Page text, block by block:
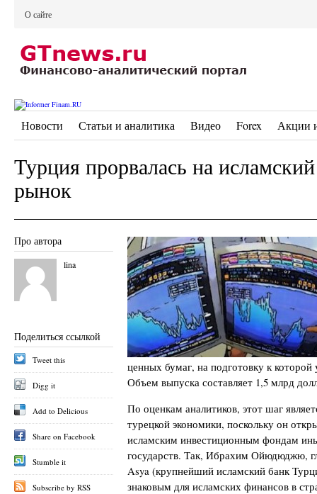
О сайте
Новости Статьи и аналитика Видео Forex Акции
Турция прорвалась на
рынок
ценных бумаг, на подготовку к которой
Объем выпуска составляет 1,5 млрд
По оценкам аналитиков, этот шаг
турецкой экономики, поскольку он
исламским инвестиционным фондам
государств. Так, Ибрахим Ойюдюджю,
Asya (крупнейший исламский банк
знаковым для исламских финансов в
Про автора
lina
Поделиться ссылкой
Tweet this
Digg it
Add to Delicious
Share on Facebook
Stumble it
Subscribe by RSS